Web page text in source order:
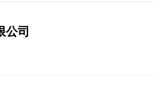
公司